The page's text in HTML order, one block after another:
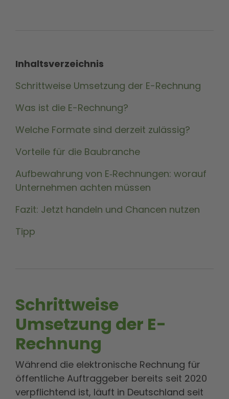
Inhaltsverzeichnis
Schrittweise Umsetzung der E-Rechnung
Was ist die E-Rechnung?
Welche Formate sind derzeit zulässig?
Vorteile für die Baubranche
Aufbewahrung von E‑Rechnungen: worauf
Unternehmen achten müssen
Fazit: Jetzt handeln und Chancen nutzen
Tipp
Schrittweise
Umsetzung der E-
Rechnung
Während die elektronische Rechnung für
öffentliche Auftraggeber bereits seit 2020
verpflichtend ist, läuft in Deutschland seit